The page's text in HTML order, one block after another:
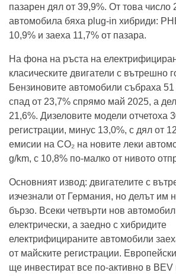
пазарен дял от 39,9%. От това число
автомобила бяха plug-in хибриди:
10,9% и заеха 11,7% от пазара.
На фона на ръста на
класическите двигатели с вътрешно
Бензиновите автомобили събраха 51
спад от 23,7% спрямо май 2025, а
21,6%. Дизеловите модели отчетоха
регистрации, минус 13,0%, с дял от
емисии на CO₂ на новите леки
g/km, с 10,8% по-малко от нивото
Основният извод: двигателите с
изчезнали от Германия, но делът им
бързо. Всеки четвърти нов
електрически, а заедно с хибридите
електрифицираните автомобили
от майските регистрации.
ще инвестират все по-активно в BEV